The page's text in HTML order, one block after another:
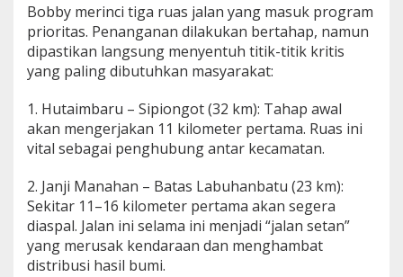
r
g
a
T
a
S
a
b
Bobby merinci tiga ruas jalan yang masuk program
prioritas. Penanganan dilakukan bertahap, namun
dipastikan langsung menyentuh titik-titik kritis
yang paling dibutuhkan masyarakat:
1. Hutaimbaru – Sipiongot (32 km): Tahap awal
akan mengerjakan 11 kilometer pertama. Ruas ini
vital sebagai penghubung antar kecamatan.
2. Janji Manahan – Batas Labuhanbatu (23 km):
Sekitar 11–16 kilometer pertama akan segera
diaspal. Jalan ini selama ini menjadi “jalan setan”
yang merusak kendaraan dan menghambat
distribusi hasil bumi.